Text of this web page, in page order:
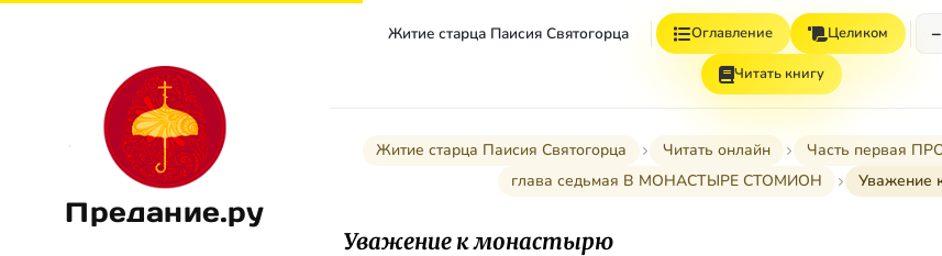
Предание.ру
Житие старца Паисия Святогорца Оглавление Целиком −
Читать книгу
Житие старца Паисия Святогорца Читать онлайн
Часть первая
глава седьмая В МОНАСТЫРЕ СТОМИОН
Уважение
Уважение к монастырю